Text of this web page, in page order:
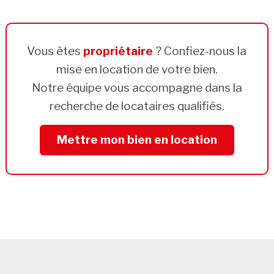
Vous êtes propriétaire ? Confiez-nous la
mise en location de votre bien.
Notre équipe vous accompagne dans la
recherche de locataires qualifiés.
Mettre mon bien en location